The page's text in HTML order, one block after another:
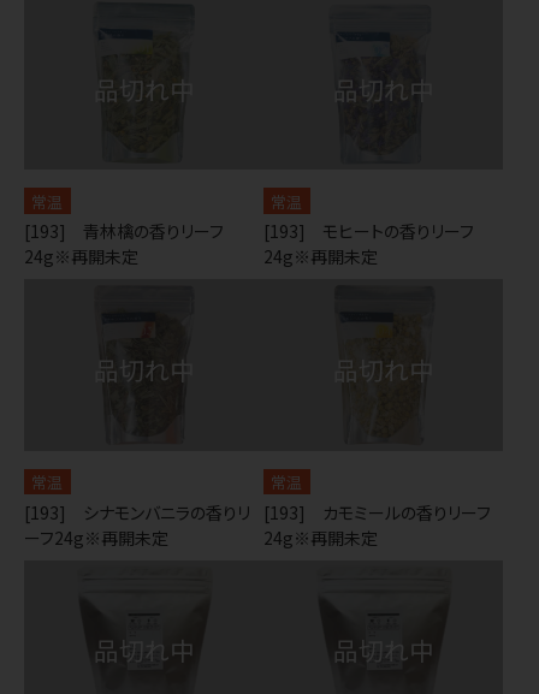
常温
[193] 青林檎の香りリーフ
24g※再開未定
常温
[193] モヒートの香りリーフ
24g※再開未定
常温
[193] シナモンバニラの香りリ
ーフ24g※再開未定
常温
[193] カモミールの香りリーフ
24g※再開未定